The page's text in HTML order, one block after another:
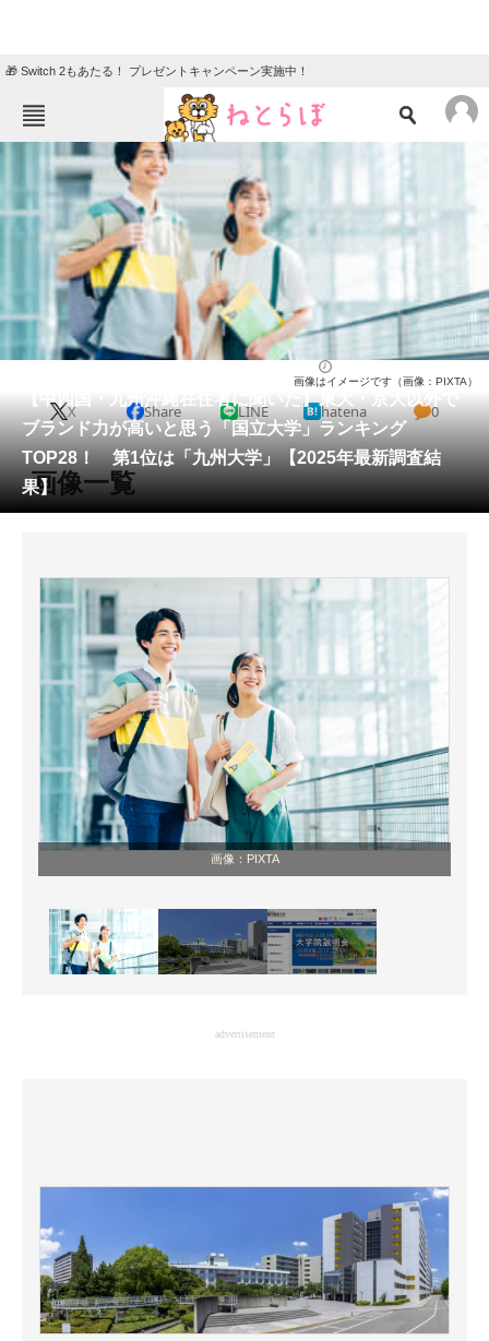
🎁 Switch 2もあたる！ プレゼントキャンペーン実施中！
ねとらぼメニュー
ニュース
エンタメ クイズ
地域
教育・育児
動物 リサーチ
メディア
注目記事を集めた総合ページ
スマホと通信の最新トレンド
進化するPCとデバイスの未来
好きが集まる 比べて選べる
ビジネスと働き方のヒント
AI活用のいまが分かる
企業ITのトレンドを詳説
経営リーダーのコミュニティ
マーケ×ITの今がよく分かる
ITエンジニア向け専門サイト
エレクトロニクス専門サイト
電子設計の基本と応用
エネルギーの専門メディア
建設×テクノロジーの最前線
【中四国・九州沖縄在住者に聞いた】東大・京大以外で
ブランド力が高いと思う「国立大学」ランキング
TOP28！ 第1位は「九州大学」【2025年最新調査結
果】
画像はイメージです（画像：PIXTA）
X Share LINE hatena 0
画像一覧
画像：PIXTA
advertisement